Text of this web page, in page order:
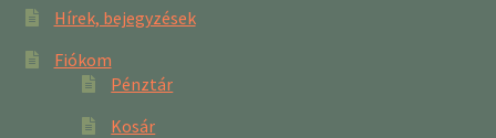
Hírek, bejegyzések
Fiókom
Pénztár
Kosár